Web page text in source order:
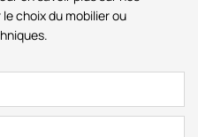
choix du mobilier ou